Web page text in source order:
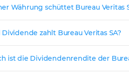
Währung schüttet Bureau Veritas
zahlt Bureau Veritas SA?
ist die Dividendenrendite der